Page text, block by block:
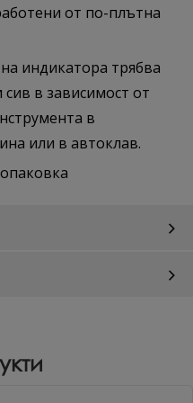
от по-плътна
индикатора трябва
в зависимост от
в
или в автоклав.